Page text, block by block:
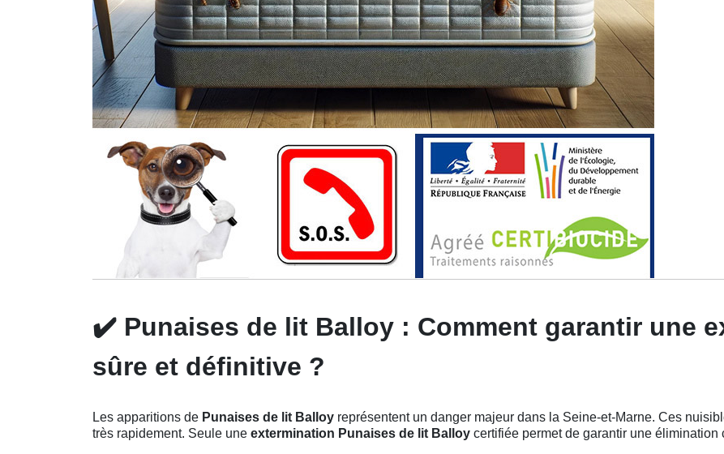
✔️ Punaises de lit Balloy : Comment garantir une
sûre et définitive ?
Les apparitions de Punaises de lit Balloy représentent un danger majeur dans la Seine-et-Marne. Ces
très rapidement. Seule une extermination Punaises de lit Balloy certifiée permet de garantir une élimination